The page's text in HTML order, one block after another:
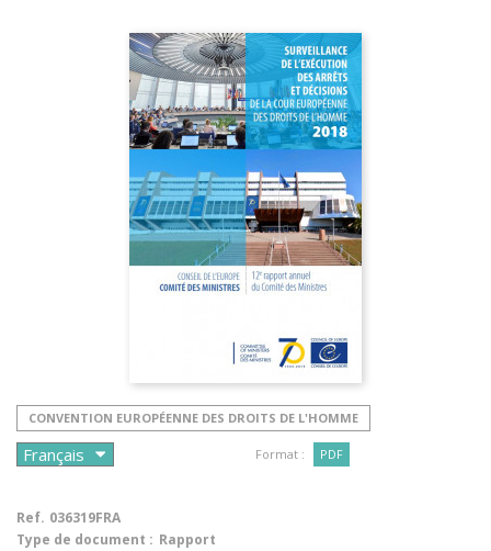
CONVENTION EUROPÉENNE DES DROITS DE L'HOMME
Format : PDF
Ref. 036319FRA
Type de document : Rapport